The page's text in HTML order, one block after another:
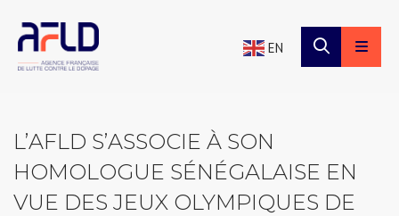
EN
L’AFLD S’ASSOCIE À SON
HOMOLOGUE SÉNÉGALAISE EN
VUE DES JEUX OLYMPIQUES DE